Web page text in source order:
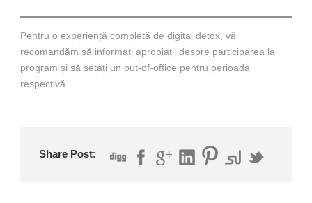
Pentru o experiență completă de digital detox, vă
recomandăm să informați apropiații despre participarea la
program și să setați un out-of-office pentru perioada
respectivă.
Share Post: